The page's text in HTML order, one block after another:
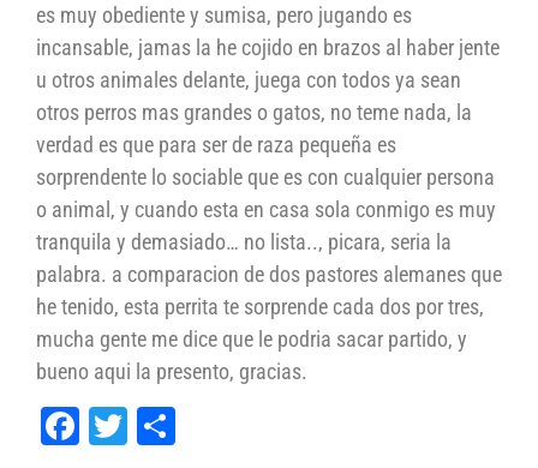
es muy obediente y sumisa, pero jugando es
incansable, jamas la he cojido en brazos al haber jente
u otros animales delante, juega con todos ya sean
otros perros mas grandes o gatos, no teme nada, la
verdad es que para ser de raza pequeña es
sorprendente lo sociable que es con cualquier persona
o animal, y cuando esta en casa sola conmigo es muy
tranquila y demasiado… no lista.., picara, seria la
palabra. a comparacion de dos pastores alemanes que
he tenido, esta perrita te sorprende cada dos por tres,
mucha gente me dice que le podria sacar partido, y
bueno aqui la presento, gracias.
Facebook
Twitter